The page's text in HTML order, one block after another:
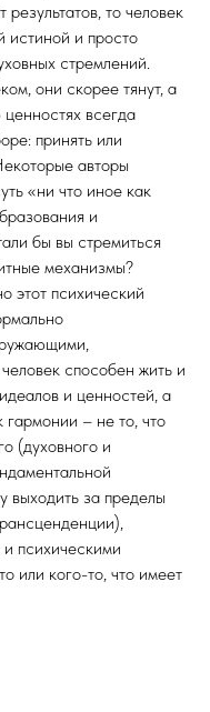
то человек
истиной и просто
стремлений.
они скорее тянут, а
всегда
принять или
авторы
«ни что иное как
и
бы вы стремиться
механизмы?
этот психический
способен жить и
и ценностей, а
гармонии – не то, что
(духовного и
выходить за пределы
психическими
или кого-то, что имеет